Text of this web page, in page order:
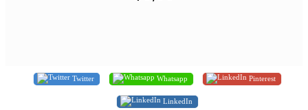
Twitter Whatsapp Pinterest
LinkedIn